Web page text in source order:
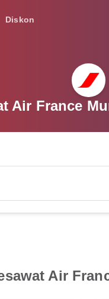
Diskon
Air France
Air